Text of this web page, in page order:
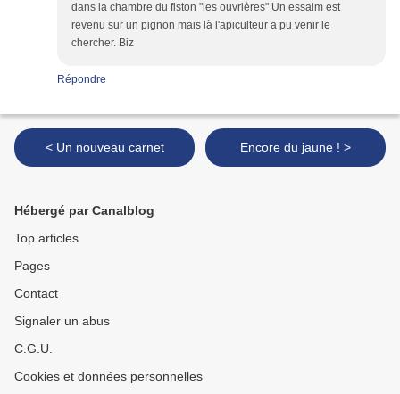
dans la chambre du fiston "les ouvrières" Un essaim est
revenu sur un pignon mais là l'apiculteur a pu venir le
chercher. Biz
Répondre
< Un nouveau carnet Encore du jaune ! >
Hébergé par Canalblog
Top articles
Pages
Contact
Signaler un abus
C.G.U.
Cookies et données personnelles